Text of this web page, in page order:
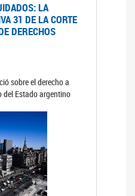
LA
31 DE LA CORTE
DERECHOS
sobre el derecho a
Estado argentino